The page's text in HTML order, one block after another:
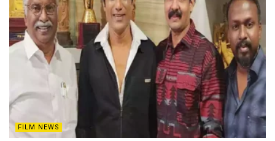
FILM NEWS